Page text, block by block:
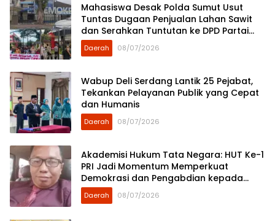
Mahasiswa Desak Polda Sumut Usut
Tuntas Dugaan Penjualan Lahan Sawit
dan Serahkan Tuntutan ke DPD Partai
Demokrat Sumut
Daerah 08/07/2026
Wabup Deli Serdang Lantik 25 Pejabat,
Tekankan Pelayanan Publik yang Cepat
dan Humanis
Daerah 08/07/2026
Akademisi Hukum Tata Negara: HUT Ke-1
PRI Jadi Momentum Memperkuat
Demokrasi dan Pengabdian kepada
Rakyat
Daerah 08/07/2026